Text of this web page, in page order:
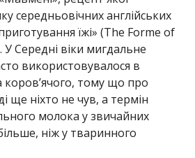
середньовічних англійських
їжі» (The Forme of
У Середні віки мигдальне
використовувалося в
коров’ячого, тому що про
ще ніхто не чув, а термін
молока у звичайних
ніж у тваринного